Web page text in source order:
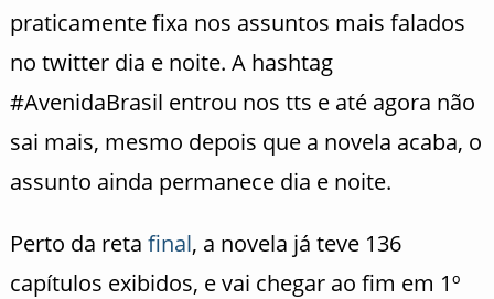
praticamente fixa nos assuntos mais falados
no twitter dia e noite. A hashtag
#AvenidaBrasil entrou nos tts e até agora não
sai mais, mesmo depois que a novela acaba, o
assunto ainda permanece dia e noite.
Perto da reta final, a novela já teve 136
capítulos exibidos, e vai chegar ao fim em 1º